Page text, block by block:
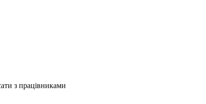
з працівниками